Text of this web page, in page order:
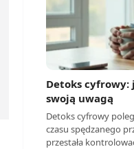
Detoks cyfrowy:
swoją uwagą
Detoks cyfrowy
czasu spędzanego
przestała